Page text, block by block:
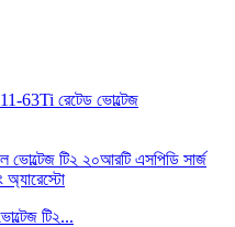
63Ti রেটেড ভোল্টেজ
টি২...